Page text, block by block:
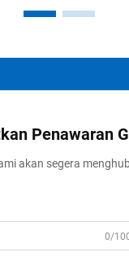
Penawaran
akan segera
0/